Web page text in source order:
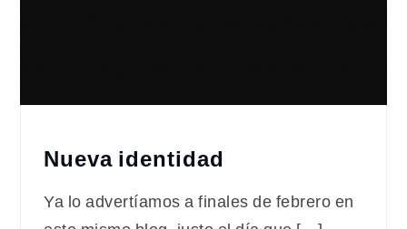
Nueva identidad
Ya lo advertíamos a finales de febrero en